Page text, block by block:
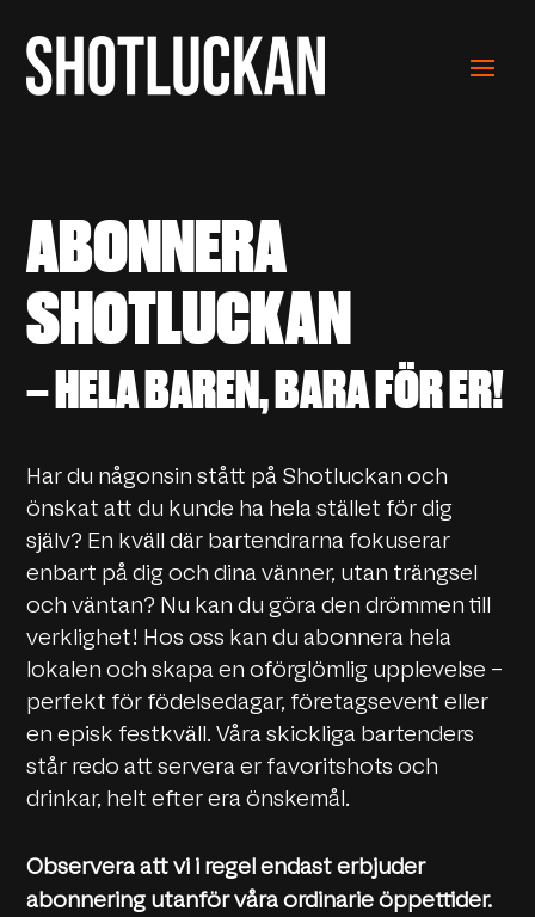
ABONNERA
SHOTLUCKAN
– HELA BAREN, BARA FÖR ER!
Har du någonsin stått på Shotluckan och
önskat att du kunde ha hela stället för dig
själv? En kväll där bartendrarna fokuserar
enbart på dig och dina vänner, utan trängsel
och väntan? Nu kan du göra den drömmen till
verklighet! Hos oss kan du abonnera hela
lokalen och skapa en oförglömlig upplevelse –
perfekt för födelsedagar, företagsevent eller
en episk festkväll. Våra skickliga bartenders
står redo att servera er favoritshots och
drinkar, helt efter era önskemål.
Observera att vi i regel endast erbjuder
abonnering utanför våra ordinarie öppettider.